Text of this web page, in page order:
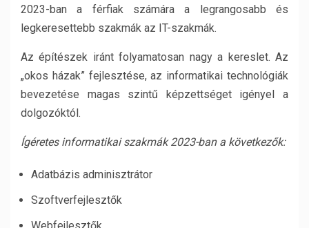
2023-ban a férfiak számára a legrangosabb és
legkeresettebb szakmák az IT-szakmák.
Az építészek iránt folyamatosan nagy a kereslet. Az
„okos házak” fejlesztése, az informatikai technológiák
bevezetése magas szintű képzettséget igényel a
dolgozóktól.
Ígéretes informatikai szakmák 2023-ban a következők:
Adatbázis adminisztrátor
Szoftverfejlesztők